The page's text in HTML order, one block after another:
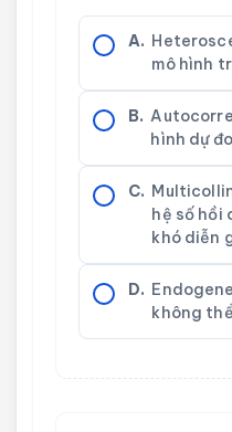
A.
mô hình
B.
hình dự
C.
hệ số hồi
khó diễn
D.
không